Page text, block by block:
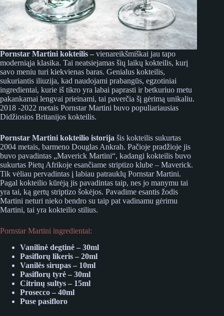
Pornstar Martini kokteilis – vienareikšmiškai jau tapo
moderniąja klasika. Tai neatsiejamas šių laikų kokteilis, kurį
savo meniu turi kiekvienas baras. Genialus kokteilis,
sukuriantis iliuzija, kad naudojami prabangūs, egzotiniai
ingredientai, kurie iš tikro yra labai paprasti ir betkuriuo metu
pakankamai lengvai prieinami, tai paverčia šį gėrimą unikaliu.
2018 -2022 metais Pornstar Martini buvo populiariausias
Didžiosios Britanijos kokteilis.
Pornstar Martini kokteilio istorija šis kokteilis sukurtas
2004 metais, barmeno Douglas Ankrah. Pačioje pradžioje jis
buvo pavadintas „Maverick Martini“, kadangi kokteilis buvo
sukurtas Pietų Afrikoje esančiame striptizo klube – Maverick.
Tik vėliau pervadintas į labiau patrauklų Pornstar Martini.
Pagal kokteilio kūrėją jis pavadintas taip, nes jo manymu tai
yra tai, ką gertų striptizo šokėjos. Pavadime esantis žodis
Martini neturi nieko bendro su taip pat vadinamu gėrimu
Martini, tai yra kokteilio stilius.
Pornstar Martini ingredientai:
Vanilinė degtinė – 30ml
Pasiflorų likeris – 20ml
Vanilės sirupas – 10ml
Pasiflorų tyrė – 30ml
Citrinų sultys – 15ml
Prosecco – 40ml
Puse pasifloro